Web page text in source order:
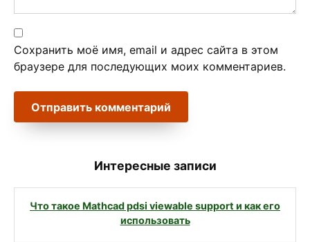
Сохранить моё имя, email и адрес сайта в этом
браузере для последующих моих комментариев.
Интересные записи
Что такое Mathcad pdsi viewable support и как его
использовать